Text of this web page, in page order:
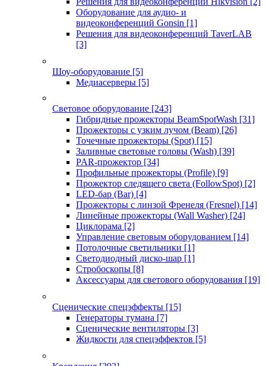
Оборудование для аудио- и
видеоконференций Gonsin [1]
Решения для видеоконференций TaverLAB
[3]
Шоу-оборудование [5]
Медиасерверы [5]
Световое оборудование [243]
Гибридные прожекторы BeamSpotWash [31]
Прожекторы с узким лучом (Beam) [26]
Точечные прожекторы (Spot) [15]
Заливные световые головы (Wash) [39]
PAR-прожектор [34]
Профильные прожекторы (Profile) [9]
Прожектор следящего света (FollowSpot) [2]
LED-бар (Bar) [4]
Прожекторы с линзой Френеля (Fresnel) [14]
Линейные прожекторы (Wall Washer) [24]
Циклорама [2]
Управление световым оборудованием [14]
Потолочные светильники [1]
Светодиодный диско-шар [1]
Стробоскопы [8]
Аксессуары для светового оборудования [19]
Сценические спецэффекты [15]
Генераторы тумана [7]
Сценические вентиляторы [3]
Жидкости для спецэффектов [5]